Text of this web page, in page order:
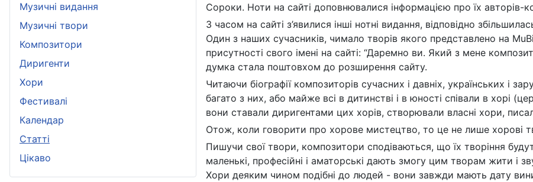
Музичні видання
Музичні твори
Композитори
Диригенти
Хори
Фестивалі
Календар
Статті
Цікаво
Сороки. Ноти на сайті доповнювалися інформацією про їх авторів-
З часом на сайті з’явилися інші нотні видання, відповідно
Один з наших сучасників, чимало творів якого представлено на
присутності свого імені на сайті: “Даремно ви. Який з мене
думка стала поштовхом до розширення сайту.
Читаючи біографії композиторів сучасних і давніх, українських і
багато з них, або майже всі в дитинстві і в юності співали в хорі
вони ставали диригентами цих хорів, створювали власні хори,
Отож, коли говорити про хорове мистецтво, то це не лише хорові
Пишучи свої твори, композитори сподіваються, що їх творіння
маленькі, професійні і аматорські дають змогу цим творам жити і
Хори деяким чином подібні до людей - вони завжди мають дату